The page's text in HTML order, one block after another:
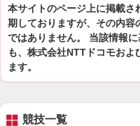
本サイトのページ上に掲載さ
期しておりますが、その内容
ではありません。 当該情報
も、株式会社NTTドコモお
ます。
競技一覧